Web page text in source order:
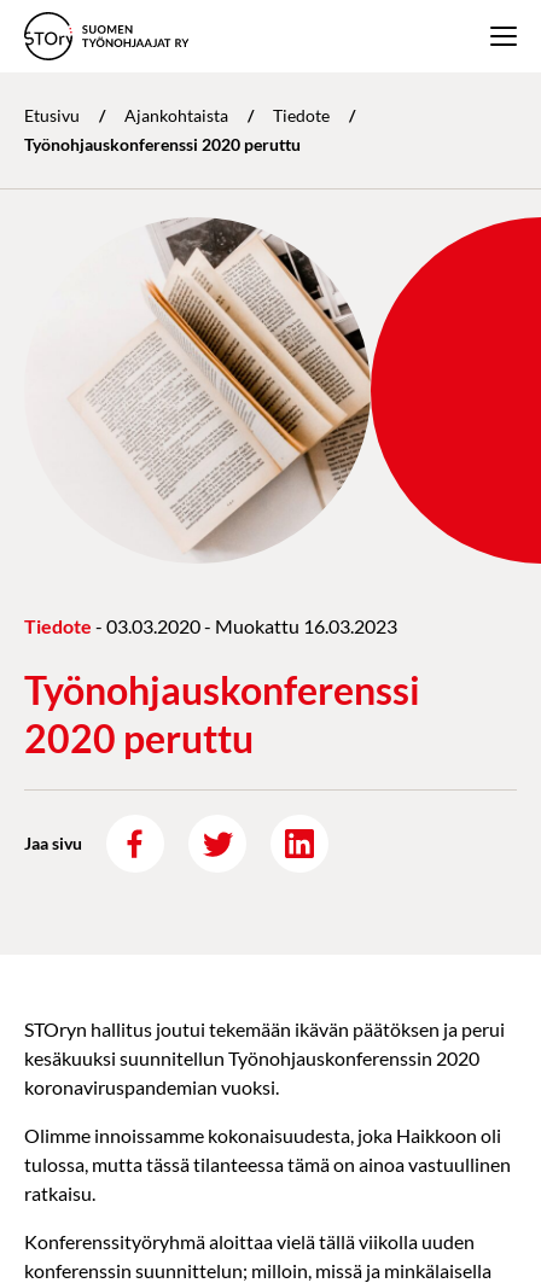
Etusivu / Ajankohtaista / Tiedote
/
Työnohjauskonferenssi 2020 peruttu
Tiedote - 03.03.2020- Muokattu 16.03.2023
Työnohjauskonferenssi
2020 peruttu
Jaa sivu
STOryn hallitus joutui tekemään ikävän päätöksen ja perui
kesäkuuksi suunnitellun Työnohjauskonferenssin 2020
koronaviruspandemian vuoksi.
Olimme innoissamme kokonaisuudesta, joka Haikkoon oli
tulossa, mutta tässä tilanteessa tämä on ainoa vastuullinen
ratkaisu.
Konferenssityöryhmä aloittaa vielä tällä viikolla uuden
konferenssin suunnittelun; milloin, missä ja minkälaisella